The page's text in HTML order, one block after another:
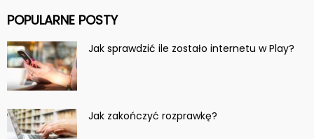
POPULARNE POSTY
Jak sprawdzić ile zostało internetu w Play?
Jak zakończyć rozprawkę?